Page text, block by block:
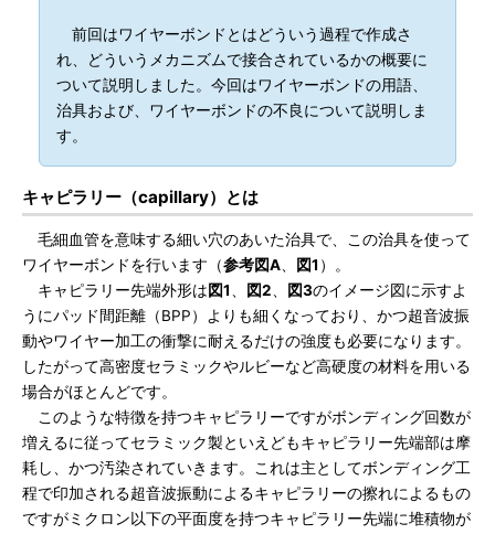
前回はワイヤーボンドとはどういう過程で作成さ
れ、どういうメカニズムで接合されているかの概要に
ついて説明しました。今回はワイヤーボンドの用語、
治具および、ワイヤーボンドの不良について説明しま
す。
キャピラリー（capillary）とは
毛細血管を意味する細い穴のあいた治具で、この治具を使って
ワイヤーボンドを行います（参考図A、 図1 ）。
キャピラリー先端外形は図1、 図2、 図3のイメージ図に示すよ
うにパッド間距離（BPP）よりも細くなっており、かつ超音波振
動やワイヤー加工の衝撃に耐えるだけの強度も必要になります。
したがって高密度セラミックやルビーなど高硬度の材料を用いる
場合がほとんどです。
このような特徴を持つキャピラリーですがボンディング回数が
増えるに従ってセラミック製といえどもキャピラリー先端部は摩
耗し、かつ汚染されていきます。これは主としてボンディング工
程で印加される超音波振動によるキャピラリーの擦れによるもの
ですがミクロン以下の平面度を持つキャピラリー先端に堆積物が